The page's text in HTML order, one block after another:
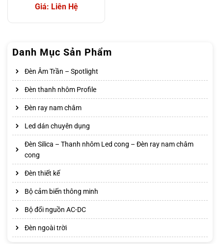
Danh Mục Sản Phẩm
Đèn Âm Trần – Spotlight
Đèn thanh nhôm Profile
Đèn ray nam châm
Led dán chuyên dụng
Đèn Silica – Thanh nhôm Led cong – Đèn ray nam châm
cong
Đèn thiết kế
Bộ cảm biến thông minh
Bộ đổi nguồn AC-DC
Đèn ngoài trời
Giá: Liên Hệ